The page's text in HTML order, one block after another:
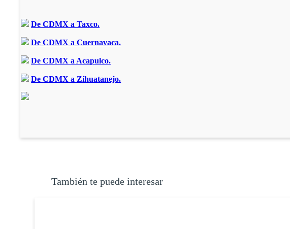
De CDMX a Taxco.
De CDMX a Cuernavaca.
De CDMX a Acapulco.
De CDMX a Zihuatanejo.
También te puede interesar